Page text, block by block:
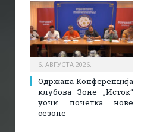
6. АВГУСТА 2026.
Одржана Конференција
клубова Зоне „Исток“
уочи почетка нове
сезоне